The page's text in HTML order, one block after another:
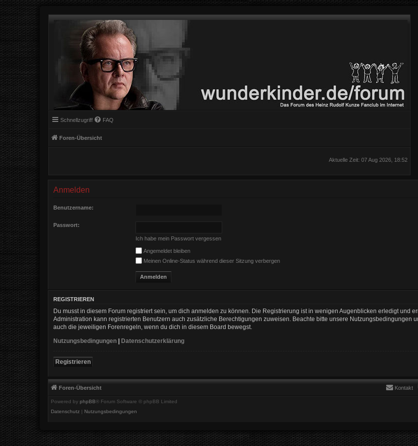
Schnellzugriff FAQ
Foren-Übersicht
Aktuelle Zeit: 07 Aug 2026, 18:52
Anmelden
Benutzername:
Passwort:
Ich habe mein Passwort vergessen
Angemeldet bleiben
Meinen Online-Status während dieser Sitzung verbergen
REGISTRIEREN
Du musst in diesem Forum registriert sein, um dich anmelden zu können. Die Registrierung ist in wenigen Augenblicken erledigt und
Administration kann registrierten Benutzern auch zusätzliche Berechtigungen zuweisen. Beachte bitte unsere Nutzungsbedingungen
auch die jeweiligen Forenregeln, wenn du dich in diesem Board bewegst.
Nutzungsbedingungen | Datenschutzerklärung
Registrieren
Foren-Übersicht Kontakt
Powered by phpBB® Forum Software © phpBB Limited
Datenschutz | Nutzungsbedingungen